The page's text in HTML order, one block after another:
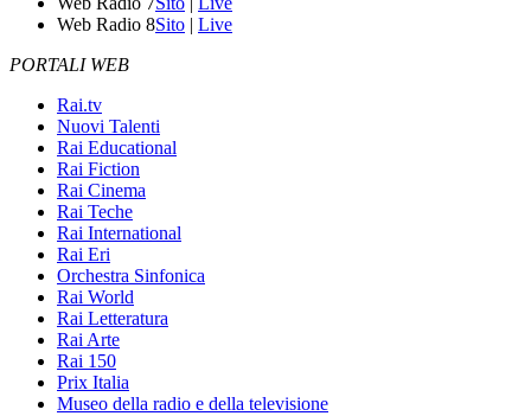
Web Radio 8Sito | Live
PORTALI WEB
Rai.tv
Nuovi Talenti
Rai Educational
Rai Fiction
Rai Cinema
Rai Teche
Rai International
Rai Eri
Orchestra Sinfonica
Rai World
Rai Letteratura
Rai Arte
Rai 150
Prix Italia
Museo della radio e della televisione